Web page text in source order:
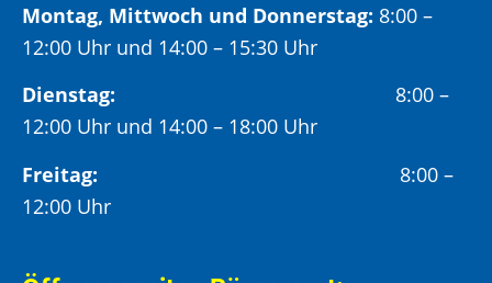
Montag, Mittwoch und Donnerstag: 8:00 –
12:00 Uhr und 14:00 – 15:30 Uhr
Dienstag: 8:00 –
12:00 Uhr und 14:00 – 18:00 Uhr
Freitag:
8:00 –
12:00 Uhr